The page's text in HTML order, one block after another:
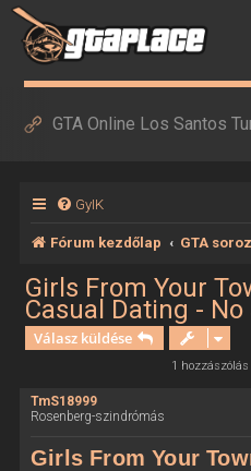
GTA Online Los Santos
GyIK
Fórum kezdőlap GTA
Girls From Your
Casual Dating - No
Válasz küldése
1 hozzászólás
TmS18999
Rosenberg-szindrómás
Girls From Your